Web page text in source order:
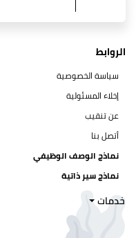
الروابط
سياسة الخصوصية
إخلاء المسئولية
عن تنقيب
أتصل بنا
نماذج الوصف الوظيفي
نماذج سير ذاتية
خدمات